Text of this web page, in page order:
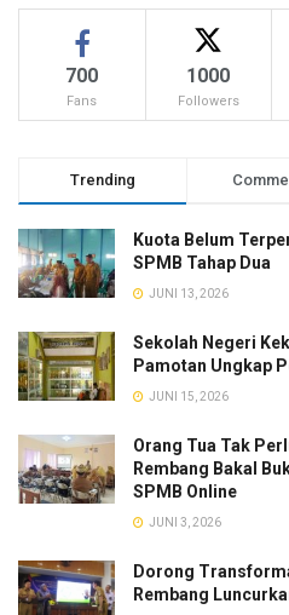
700
Fans
1000
Followers
Trending
Kuota Belum
SPMB Tahap Dua
JUNI 13, 2026
Sekolah Negeri
Pamotan Ungkap
JUNI 15, 2026
Orang Tua Tak
Rembang Bakal
SPMB Online
JUNI 3, 2026
Dorong
Rembang